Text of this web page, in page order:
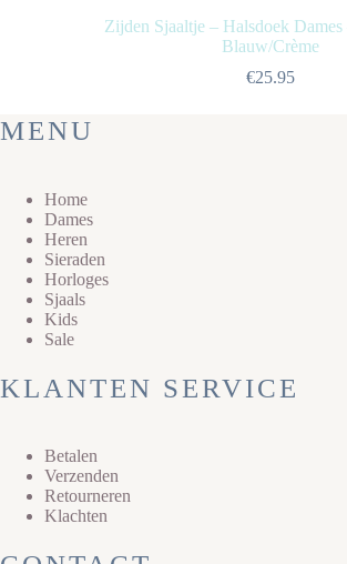
Zijden Sjaaltje – Halsdoek
Blauw/Crème
€25.95
MENU
Home
Dames
Heren
Sieraden
Horloges
Sjaals
Kids
Sale
KLANTEN SERVICE
Betalen
Verzenden
Retourneren
Klachten